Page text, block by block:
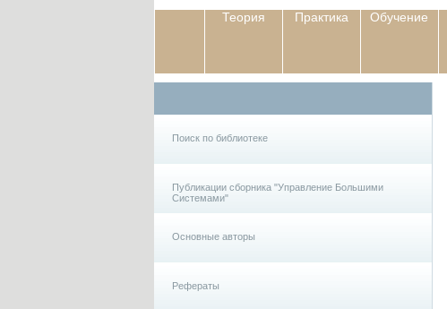
Теория Практика Обучение
Поиск по библиотеке
Публикации сборника "Управление Большими
Системами"
Основные авторы
Рефераты